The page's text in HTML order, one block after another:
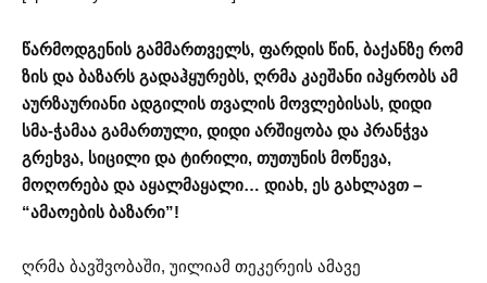
წარმოდგენის გამმართველს, ფარდის წინ, ბაქანზე რომ
ზის და ბაზარს გადაჰყურებს, ღრმა კაეშანი იპყრობს ამ
აურზაურიანი ადგილის თვალის მოვლებისას, დიდი
სმა-ჭამაა გამართული, დიდი არშიყობა და პრანჭვა
გრეხვა, სიცილი და ტირილი, თუთუნის მოწევა,
მოღორება და აყალმაყალი… დიახ, ეს გახლავთ –
“ამაოების ბაზარი”!
ღრმა ბავშვობაში, უილიამ თეკერეის ამავე